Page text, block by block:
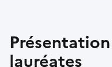
lauréates